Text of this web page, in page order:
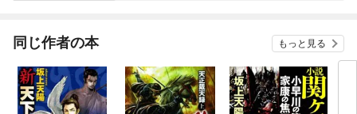
同じ作者の本 もっと見る